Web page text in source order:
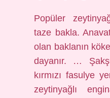
Popüler
taze bakla.
olan baklanın
dayanır. …
kırmızı fasulye
zeytinyağlı